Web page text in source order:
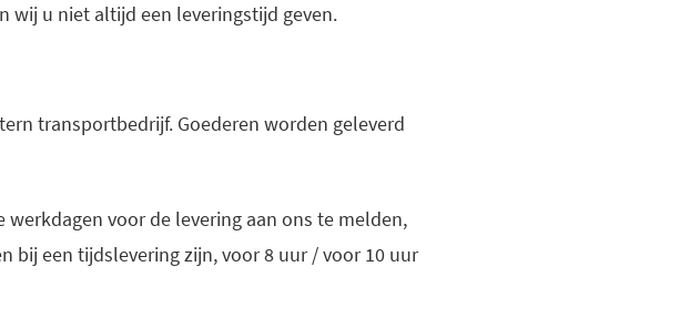
wij u niet altijd een leveringstijd geven.
transportbedrijf. Goederen worden geleverd
voor de levering aan ons te melden,
bij een tijdslevering zijn, voor 8 uur / voor 10 uur